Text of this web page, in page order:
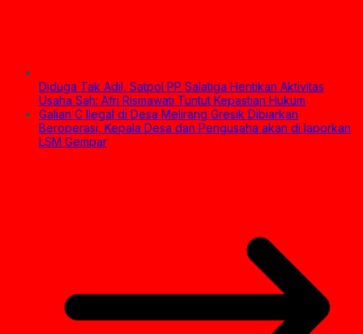
Diduga Tak Adil, Satpol PP Salatiga Hentikan Aktivitas
Usaha Sah: Afri Rismawati Tuntut Kepastian Hukum
Galian C Ilegal di Desa Melirang Gresik Dibiarkan
Beroperasi, Kepala Desa dan Pengusaha akan di laporkan
LSM Gempar